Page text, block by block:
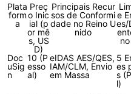
Plata
form
a
Preç
o Inic
ial (p
or mê
s, US
D)
Principais Recur
sos de Conformi
dade no Reino U
nido
e
es/
Doc
uSig
n
10 (P
esso
al)
eIDAS AES/QES,
IAM/CLM, Envio
em Massa
5
es
s
l)